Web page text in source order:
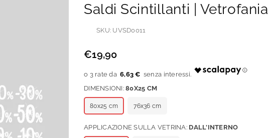
Saldi Scintillanti | Vetrofania
SKU: UVSD0011
Prezzo
€19,90
6,63 €
DIMENSIONI:80X25 CM
80x25 cm 76x36 cm
APPLICAZIONE SULLA VETRINA: DALL'INTERNO